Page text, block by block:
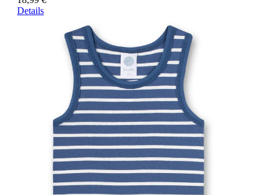
Details